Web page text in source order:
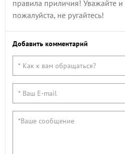
правила приличия! Уважайте и
пожалуйста, не ругайтесь!
Добавить комментарий